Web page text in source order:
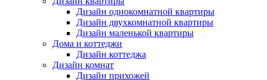
Дизайн однокомнатной квартиры
Дизайн двухкомнатной квартиры
Дизайн маленькой квартиры
Дома и коттеджи
Дизайн коттеджа
Дизайн комнат
Дизайн прихожей